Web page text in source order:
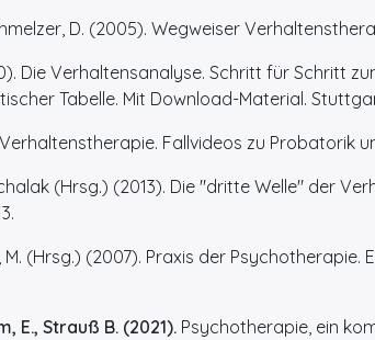
D. (2005). Wegweiser
Die Verhaltensanalyse. Schritt für Schritt
Tabelle. Mit Download-Material.
Fallvideos zu Probatorik
(Hrsg.) (2013). Die "dritte Welle" der
(Hrsg.) (2007). Praxis der Psychotherapie.
E., Strauß B. (2021). Psychotherapie, ein